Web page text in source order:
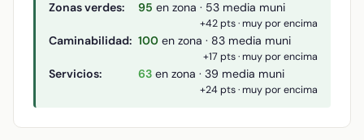
Zonas verdes: 95 en zona · 53 media muni
+42 pts · muy por encima
Caminabilidad: 100 en zona · 83 media muni
+17 pts · muy por encima
Servicios: 63 en zona · 39 media muni
+24 pts · muy por encima